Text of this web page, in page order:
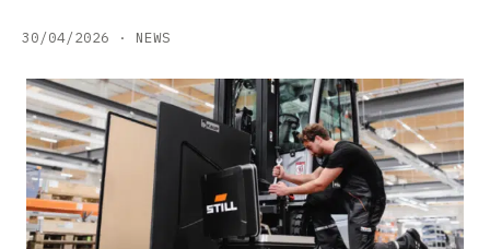
SERVIZI
Noleggio
Assistenza
Contatti
30/04/2026 · NEWS